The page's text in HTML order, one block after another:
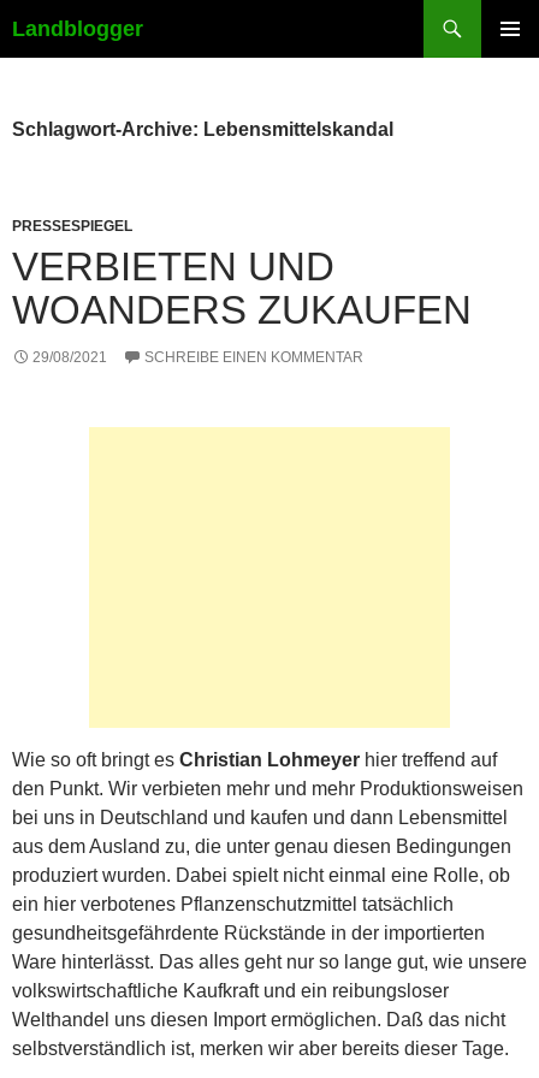
Landblogger
Schlagwort-Archive: Lebensmittelskandal
PRESSESPIEGEL
VERBIETEN UND
WOANDERS ZUKAUFEN
29/08/2021 SCHREIBE EINEN KOMMENTAR
Wie so oft bringt es Christian Lohmeyer hier treffend auf
den Punkt. Wir verbieten mehr und mehr Produktionsweisen
bei uns in Deutschland und kaufen und dann Lebensmittel
aus dem Ausland zu, die unter genau diesen Bedingungen
produziert wurden. Dabei spielt nicht einmal eine Rolle, ob
ein hier verbotenes Pflanzenschutzmittel tatsächlich
gesundheitsgefährdente Rückstände in der importierten
Ware hinterlässt. Das alles geht nur so lange gut, wie unsere
volkswirtschaftliche Kaufkraft und ein reibungsloser
Welthandel uns diesen Import ermöglichen. Daß das nicht
selbstverständlich ist, merken wir aber bereits dieser Tage.